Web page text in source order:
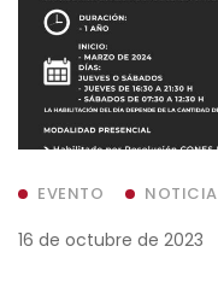
EVENTO NOTICIA
16 de octubre de 2023